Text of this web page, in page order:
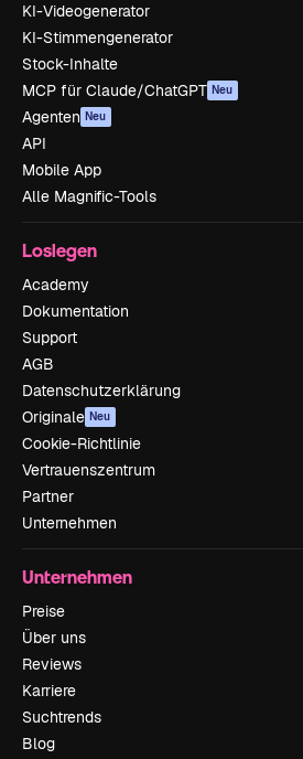
KI-Videogenerator
KI-Stimmengenerator
Stock-Inhalte
MCP für Claude/ChatGPT Neu
Agenten Neu
API
Mobile App
Alle Magnific-Tools
Loslegen
Academy
Dokumentation
Support
AGB
Datenschutzerklärung
Originale Neu
Cookie-Richtlinie
Vertrauenszentrum
Partner
Unternehmen
Unternehmen
Preise
Über uns
Reviews
Karriere
Suchtrends
Blog